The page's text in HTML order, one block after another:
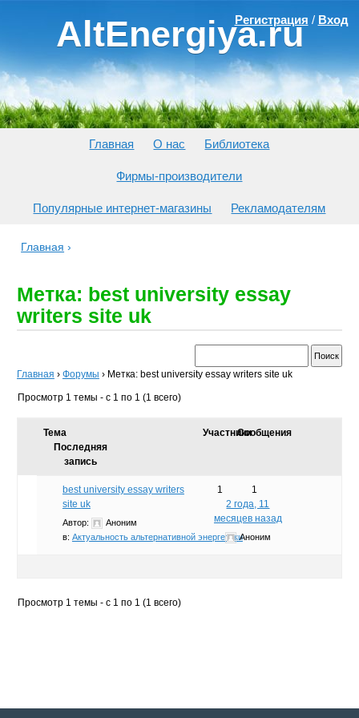
AltEnergiya.ru
Регистрация / Вход
Главная О нас Библиотека
Фирмы-производители
Популярные интернет-магазины Рекламодателям
Главная ›
Метка: best university essay
writers site uk
Главная › Форумы › Метка: best university essay writers site uk
Просмотр 1 темы - с 1 по 1 (1 всего)
Тема УчастникиСообщения
Последняя
запись
best university essay writers
site uk
Автор:
Аноним
в: Актуальность альтернативной энергетики
1
1
2 года, 11
месяцев назад
Аноним
Просмотр 1 темы - с 1 по 1 (1 всего)